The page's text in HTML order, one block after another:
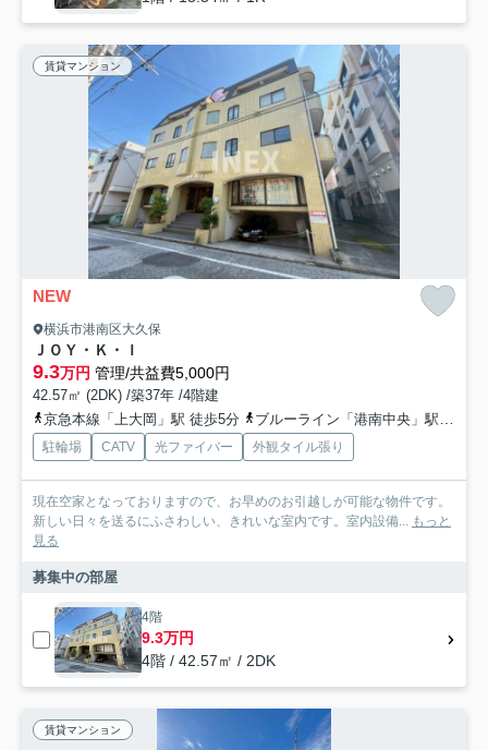
賃貸マンション
NEW
横浜市港南区大久保
ＪＯＹ・Ｋ・Ｉ
9.3万円 管理/共益費5,000円
42.57㎡ (2DK) /築37年 /4階建
京急本線「上大岡」駅 徒歩5分
ブルーライン「港南中央」駅 徒歩14分
駐輪場 CATV 光ファイバー 外観タイル張り
現在空家となっておりますので、お早めのお引越しが可能な物件です。
新しい日々を送るにふさわしい、きれいな室内です。室内設備... もっと
見る
募集中の部屋
4階
9.3万円
4階 / 42.57㎡ / 2DK
賃貸マンション